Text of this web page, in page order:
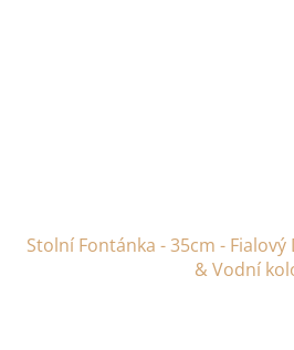
Stolní Fontánka - 35cm -
& Vodní